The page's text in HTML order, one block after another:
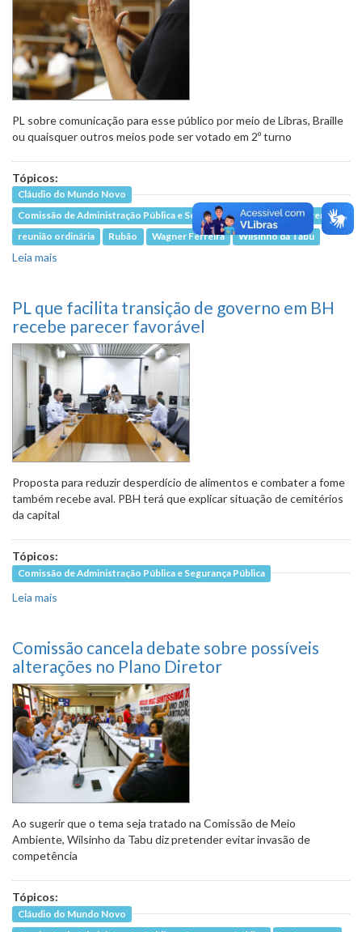
PL sobre comunicação para esse público por meio de Libras, Braille
ou quaisquer outros meios pode ser votado em 2º turno
Tópicos:
Cláudio do Mundo Novo
Comissão de Administração Pública e Segurança Pública
Iza Lourença
reunião ordinária
Rubão Wagner Ferreira Wilsinho da Tabu
Leia mais
PL que facilita transição de governo em BH
recebe parecer favorável
Proposta para reduzir desperdício de alimentos e combater a fome
também recebe aval. PBH terá que explicar situação de cemitérios
da capital
Tópicos:
Comissão de Administração Pública e Segurança Pública
Leia mais
Comissão cancela debate sobre possíveis
alterações no Plano Diretor
Ao sugerir que o tema seja tratado na Comissão de Meio
Ambiente, Wilsinho da Tabu diz pretender evitar invasão de
competência
Tópicos:
Cláudio do Mundo Novo